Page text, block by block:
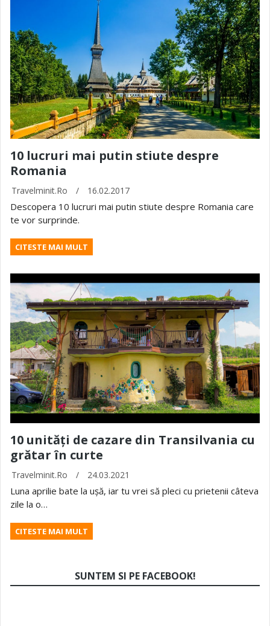
10 lucruri mai putin stiute despre
Romania
Travelminit.ro / 16.02.2017
Descopera 10 lucruri mai putin stiute despre Romania care
te vor surprinde.
CITESTE MAI MULT
10 unități de cazare din Transilvania cu
grătar în curte
Travelminit.ro / 24.03.2021
Luna aprilie bate la ușă, iar tu vrei să pleci cu prietenii câteva
zile la o…
CITESTE MAI MULT
SUNTEM SI PE FACEBOOK!